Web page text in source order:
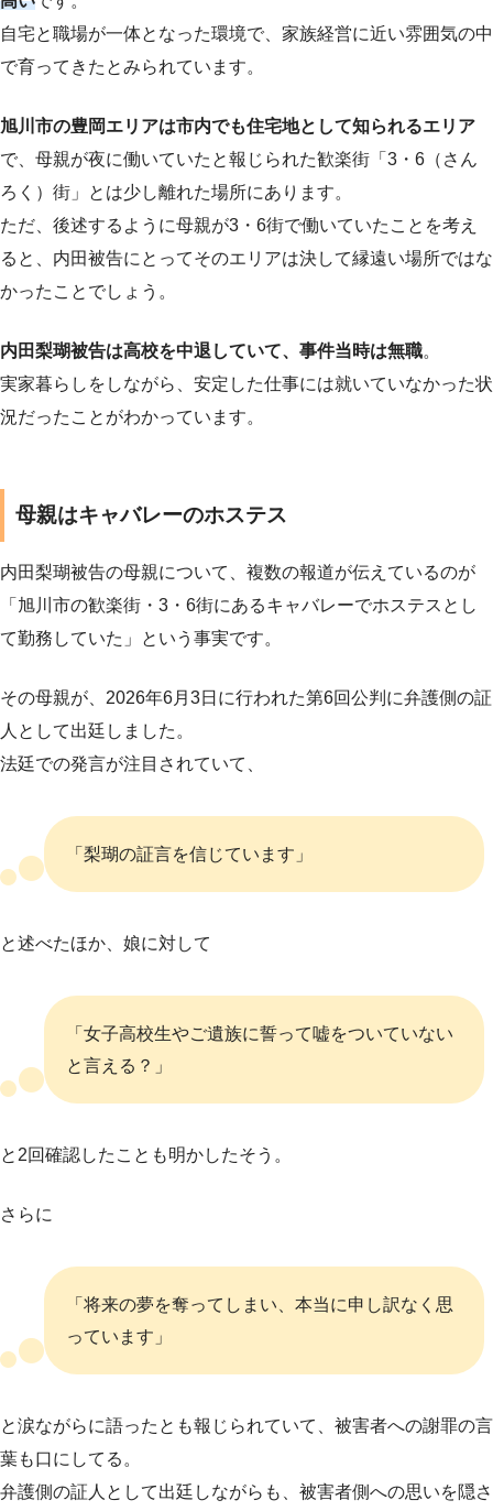
自宅と職場が一体となった環境で、家族経営に近い雰囲気の中
で育ってきたとみられています。
旭川市の豊岡エリアは市内でも住宅地として知られるエリア
で、母親が夜に働いていたと報じられた歓楽街「3・6（さん
ろく）街」とは少し離れた場所にあります。
ただ、後述するように母親が3・6街で働いていたことを考え
ると、内田被告にとってそのエリアは決して縁遠い場所ではな
かったことでしょう。
内田梨瑚被告は高校を中退していて、事件当時は無職。
実家暮らしをしながら、安定した仕事には就いていなかった状
況だったことがわかっています。
母親はキャバレーのホステス
内田梨瑚被告の母親について、複数の報道が伝えているのが
「旭川市の歓楽街・3・6街にあるキャバレーでホステスとし
て勤務していた」という事実です。
その母親が、2026年6月3日に行われた第6回公判に弁護側の証
人として出廷しました。
法廷での発言が注目されていて、
「梨瑚の証言を信じています」
と述べたほか、娘に対して
「女子高校生やご遺族に誓って嘘をついていない
と言える？」
と2回確認したことも明かしたそう。
さらに
「将来の夢を奪ってしまい、本当に申し訳なく思
っています」
と涙ながらに語ったとも報じられていて、被害者への謝罪の言
葉も口にしてる。
弁護側の証人として出廷しながらも、被害者側への思いを隠さ